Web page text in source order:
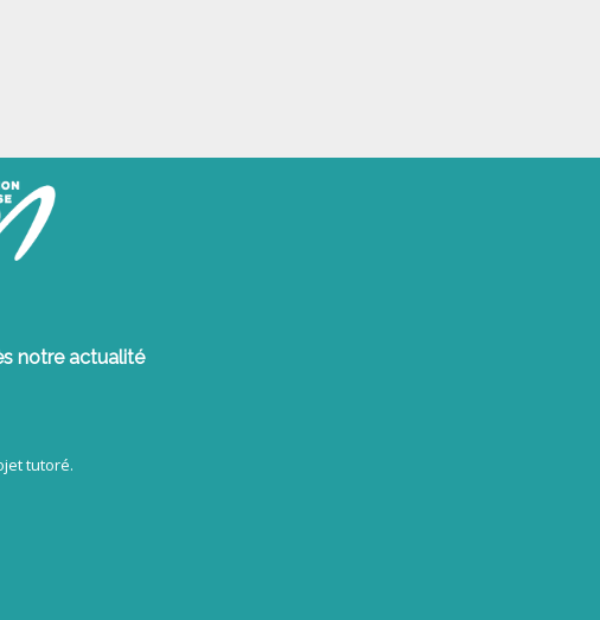
notre actualité
tutoré.